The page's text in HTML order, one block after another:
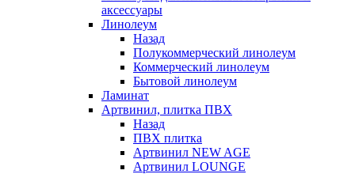
аксессуары
Линолеум
Назад
Полукоммерческий линолеум
Коммерческий линолеум
Бытовой линолеум
Ламинат
Артвинил, плитка ПВХ
Назад
ПВХ плитка
Артвинил NEW AGE
Артвинил LOUNGE